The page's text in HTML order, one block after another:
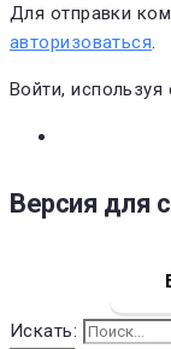
Для отправки
авторизоваться.
Войти, используя
Версия для
Искать: